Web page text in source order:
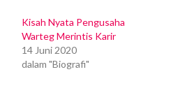
Kisah Nyata Pengusaha
Warteg Merintis Karir
14 Juni 2020
dalam "Biografi"